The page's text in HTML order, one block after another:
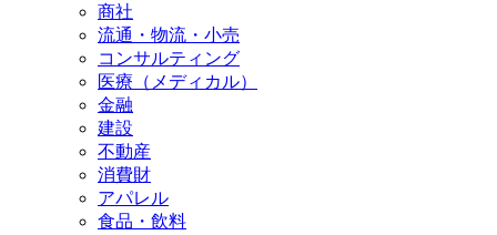
商社
流通・物流・小売
コンサルティング
医療（メディカル）
金融
建設
不動産
消費財
アパレル
食品・飲料